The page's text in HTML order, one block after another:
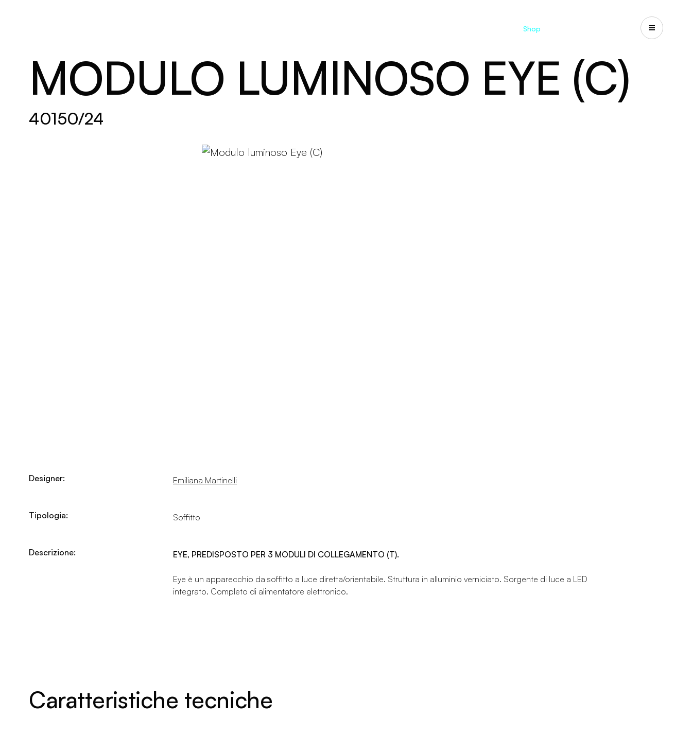
Shop
MODULO LUMINOSO EYE (C)
40150/24
Designer: Emiliana Martinelli
Tipologia: Soffitto
Descrizione: EYE, PREDISPOSTO PER 3 MODULI DI COLLEGAMENTO (T).
Eye è un apparecchio da soffitto a luce diretta/orientabile. Struttura in alluminio verniciato. Sorgente di luce a LED
integrato. Completo di alimentatore elettronico.
Caratteristiche tecniche